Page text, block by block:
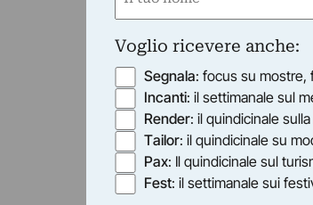
Voglio ricevere anche:
Segnala: focus su mostre,
Incanti: il settimanale sul
Render: il quindicinale
Tailor: il quindicinale su
Pax: Il quindicinale sul
Fest: il settimanale sui